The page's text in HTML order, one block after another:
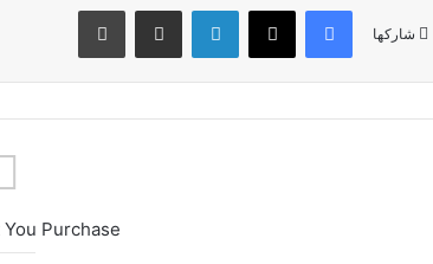
شاركها
فيسبوك لينكدإن
Purchase